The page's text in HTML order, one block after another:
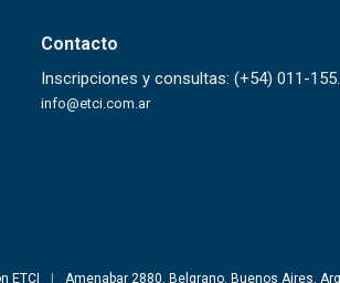
Contacto
Inscripciones y consultas: (+54) 011-
info@etci.com.ar
ETCI Amenabar 2880, Belgrano. Buenos Aires,